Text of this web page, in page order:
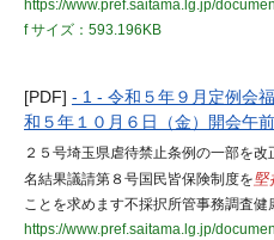
https://www.pref.saitama.lg.jp/
fサイズ：593.196KB
[PDF] - 1 - 令和５年９月定例会
和５年１０月６日（金）開会午
２５号埼玉県虐待禁止条例の一部を
名結果議請第８号国民皆保険制度を堅
ことを求めます不採択所管事務調査
https://www.pref.saitama.lg.jp/